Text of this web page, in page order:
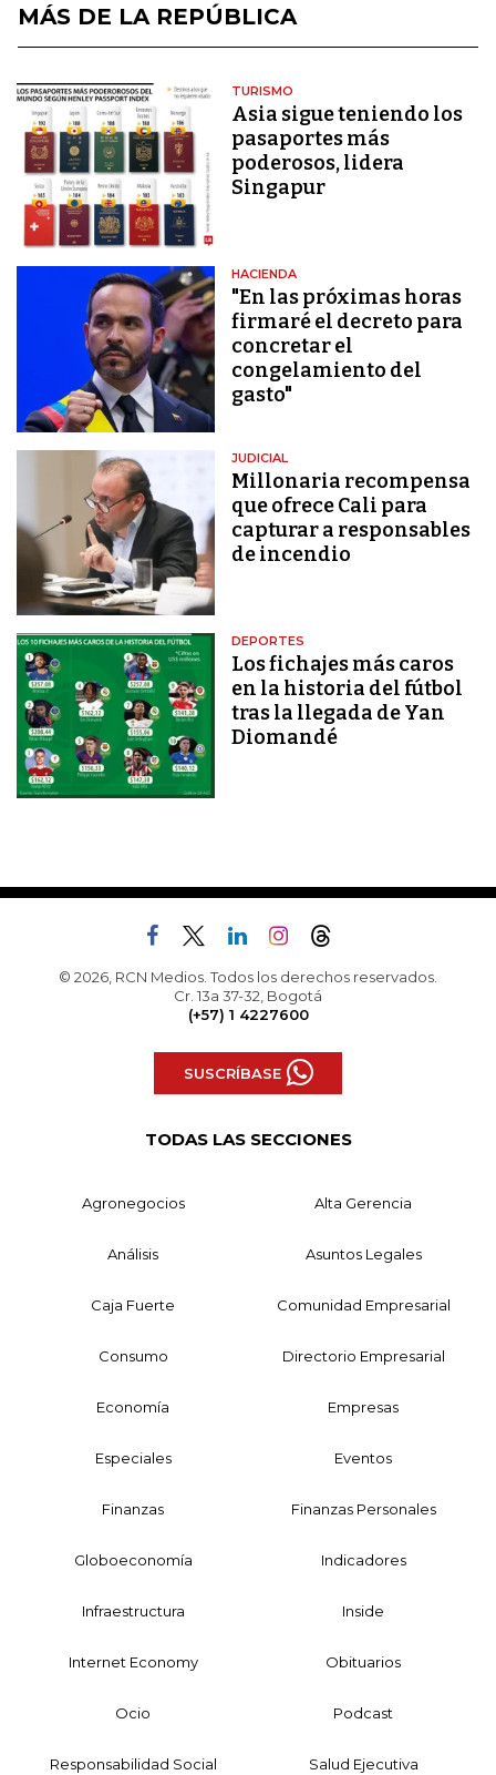
MÁS DE LA REPÚBLICA
TURISMO
Asia sigue teniendo los
pasaportes más
poderosos, lidera
Singapur
HACIENDA
"En las próximas horas
firmaré el decreto para
concretar el
congelamiento del
gasto"
JUDICIAL
Millonaria recompensa
que ofrece Cali para
capturar a responsables
de incendio
DEPORTES
Los fichajes más caros
en la historia del fútbol
tras la llegada de Yan
Diomandé
© 2026, RCN Medios. Todos los derechos reservados.
Cr. 13a 37-32, Bogotá
(+57) 1 4227600
SUSCRÍBASE
TODAS LAS SECCIONES
Agronegocios Alta Gerencia
Análisis Asuntos Legales
Caja Fuerte Comunidad Empresarial
Consumo Directorio Empresarial
Economía Empresas
Especiales Eventos
Finanzas Finanzas Personales
Globoeconomía Indicadores
Infraestructura Inside
Internet Economy Obituarios
Ocio Podcast
Responsabilidad Social Salud Ejecutiva